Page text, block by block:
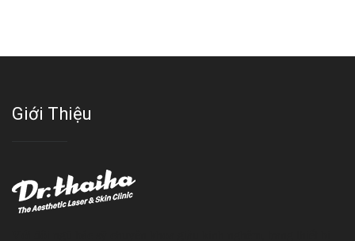
Giới Thiệu